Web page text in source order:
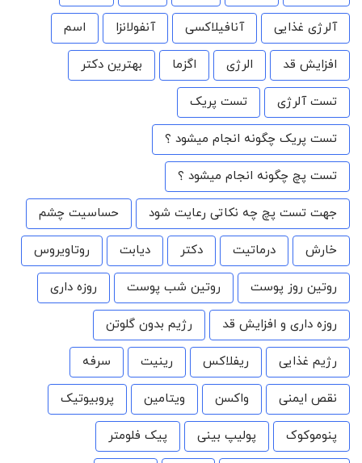
آلرژی غذایی آنافیلاکسی آنفولانزا اسم
افزایش قد الرژی اگزما بهترین دکتر
تست آلرژی تست پریک
تست پریک چگونه انجام میشود ؟
تست پچ چگونه انجام میشود ؟
جهت تست پچ چه نکاتی رعایت شود حساسیت چشم
خارش درماتیت دکتر دیابت روتاویروس
روتین روز پوست روتین شب پوست روزه داری
روزه داری و افزایش قد رژیم بدون گلوتن
رژیم غذایی ریفلاکس رینیت سرفه
نقص ایمنی واکسن ویتامین پروبیوتیک
پنوموکوک پولیپ بینی پیک فلومتر